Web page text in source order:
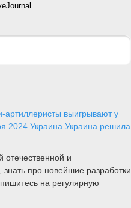
артиллеристы выигрывают у
2024 Украина Украина решила
отечественной и
про новейшие разработки
на регулярную